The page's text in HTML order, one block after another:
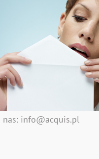
nas: info@acquis.pl